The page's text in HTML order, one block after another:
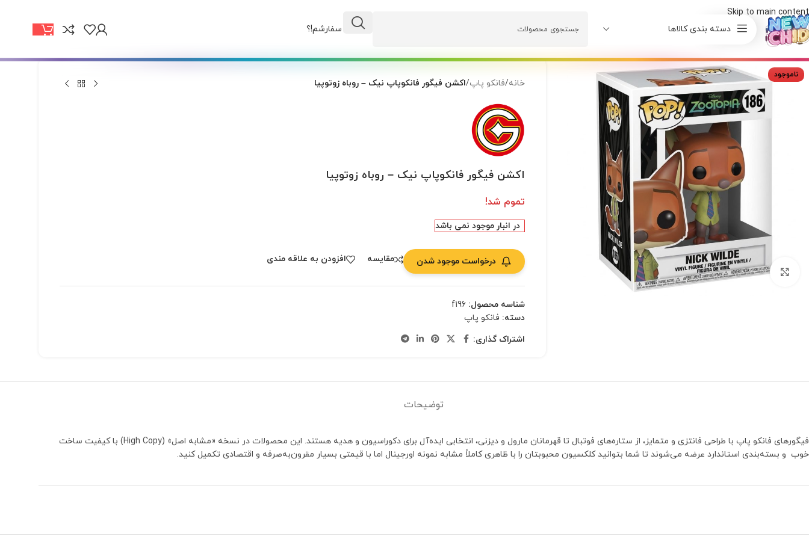
Skip to main content
دسته بندی کالاها
وضعیت سفارشم!؟
ناموجود
بزرگنمایی تصویر
خانه/فانکو پاپ/اکشن فیگور فانکوپاپ نیک – روباه زوتوپیا
اکشن فیگور فانکوپاپ نیک – روباه زوتوپیا
تموم شد!
در انبار موجود نمی باشد
درخواست موجود شدن مقایسه افزودن به علاقه مندی
شناسه محصول: f196
دسته: فانکو پاپ
اشتراک گذاری:
توضیحات
فیگورهای فانکو پاپ با طراحی فانتزی و متمایز، از ستاره‌های فوتبال تا قهرمانان مارول و دیزنی، انتخابی ایده‌آل برای دکوراسیون و هدیه هستند. این محصولات در نسخه «مشابه اصل» (High Copy) با کیفیت ساخت
خوب و بسته‌بندی استاندارد عرضه می‌شوند تا شما بتوانید کلکسیون محبوبتان را با ظاهری کاملاً مشابه نمونه اورجینال اما با قیمتی بسیار مقرون‌به‌صرفه و اقتصادی تکمیل کنید.